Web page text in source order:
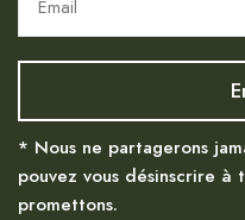
* Nous ne partagerons
pouvez vous désinscrire à
promettons.